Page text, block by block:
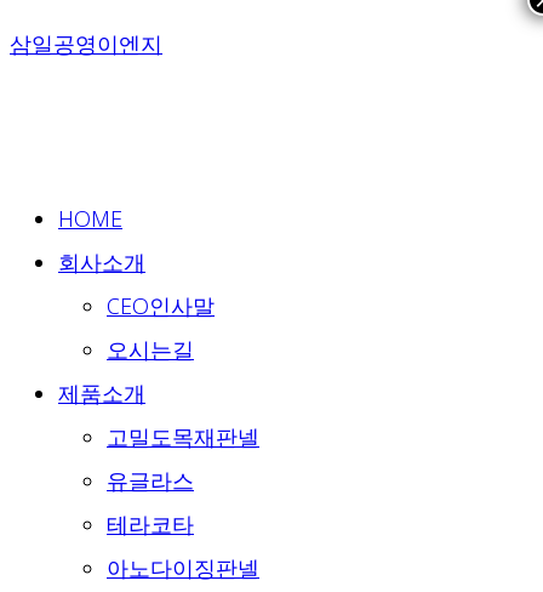
Skip
삼일공영이엔지
HOME
회사소개
CEO인사말
오시는길
제품소개
고밀도목재판넬
유글라스
테라코타
아노다이징판넬